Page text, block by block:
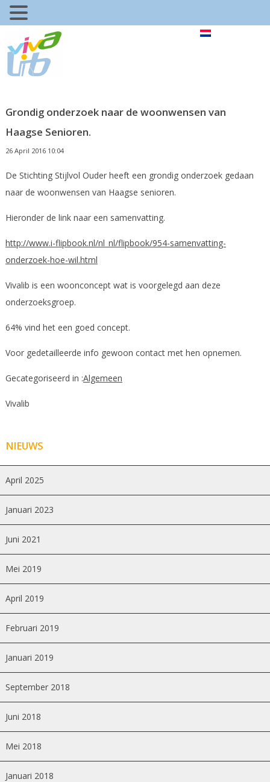
Grondig onderzoek naar de woonwensen van
Haagse Senioren.
26 April 2016 10:04
De Stichting Stijlvol Ouder heeft een grondig onderzoek gedaan
naar de woonwensen van Haagse senioren.
Hieronder de link naar een samenvatting.
http://www.i-flipbook.nl/nl_nl/flipbook/954-samenvatting-
onderzoek-hoe-wil.html
Vivalib is een woonconcept wat is voorgelegd aan deze
onderzoeksgroep.
64% vind het een goed concept.
Voor gedetailleerde info gewoon contact met hen opnemen.
Gecategoriseerd in :Algemeen
Vivalib
NIEUWS
April 2025
Januari 2023
Juni 2021
Mei 2019
April 2019
Februari 2019
Januari 2019
September 2018
Juni 2018
Mei 2018
Januari 2018